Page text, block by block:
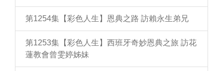
第1254集【彩色人生】恩典之路 訪賴永生弟兄
第1253集【彩色人生】西班牙奇妙恩典之旅 訪花
蓮教會曾雯婷姊妹